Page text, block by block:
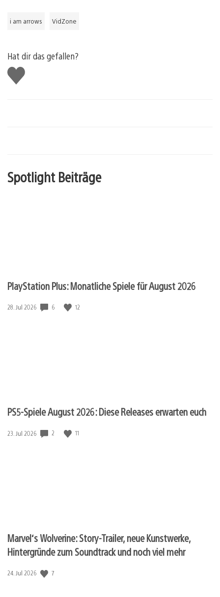
i am arrows VidZone
Hat dir das gefallen?
Gefällt
mir
Spotlight Beiträge
PlayStation Plus: Monatliche Spiele für August 2026
Veröffentlichungsdatum:
28. Jul 2026 6 12
PS5-Spiele August 2026: Diese Releases erwarten euch
Veröffentlichungsdatum:
23. Jul 2026 2 11
Marvel‘s Wolverine: Story-Trailer, neue Kunstwerke,
Hintergründe zum Soundtrack und noch viel mehr
Veröffentlichungsdatum:
24. Jul 2026 7